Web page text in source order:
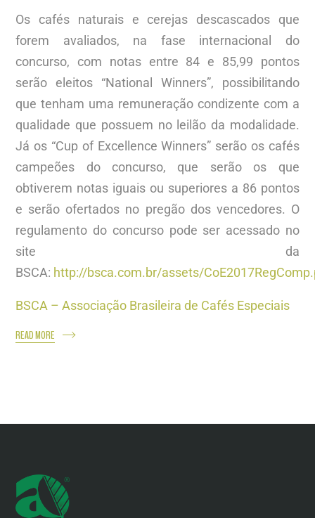
Os cafés naturais e cerejas descascados que
forem avaliados, na fase internacional do
concurso, com notas entre 84 e 85,99 pontos
serão eleitos “National Winners”, possibilitando
que tenham uma remuneração condizente com a
qualidade que possuem no leilão da modalidade.
Já os “Cup of Excellence Winners” serão os cafés
campeões do concurso, que serão os que
obtiverem notas iguais ou superiores a 86 pontos
e serão ofertados no pregão dos vencedores. O
regulamento do concurso pode ser acessado no
site da
BSCA: http://bsca.com.br/assets/
BSCA – Associação Brasileira de Cafés Especiais
READ MORE